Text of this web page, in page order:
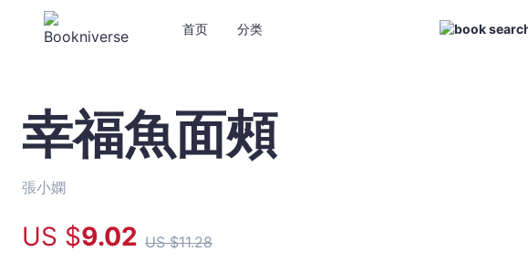
首页 分类
幸
福
面
-
張
幸福魚面頰
張小嫻
US $9.02 US $11.28